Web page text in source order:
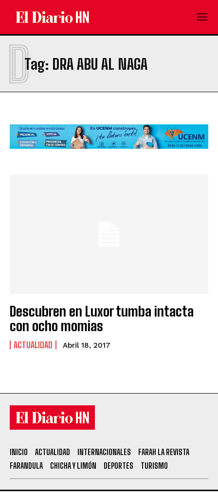
Tag: DRA ABU AL NAGA
D
Descubren en Luxor tumba intacta
con ocho momias
ACTUALIDAD Abril 18, 2017
INICIO ACTUALIDAD INTERNACIONALES
FARAH LA REVISTA
FARANDULA
CHICHA Y LIMÓN DEPORTES TURISMO